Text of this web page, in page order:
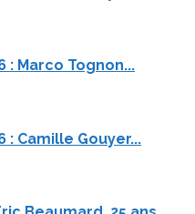
: Marco Tognon...
: Camille Gouyer...